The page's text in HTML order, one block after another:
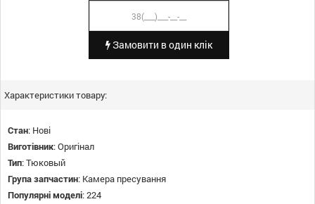
Замовити в один клік
Характеристики товару:
Стан: Нові
Виготівник:Оригінал
Тип:Тюковый
Група запчастин: Камера пресування
Популярні моделі:224